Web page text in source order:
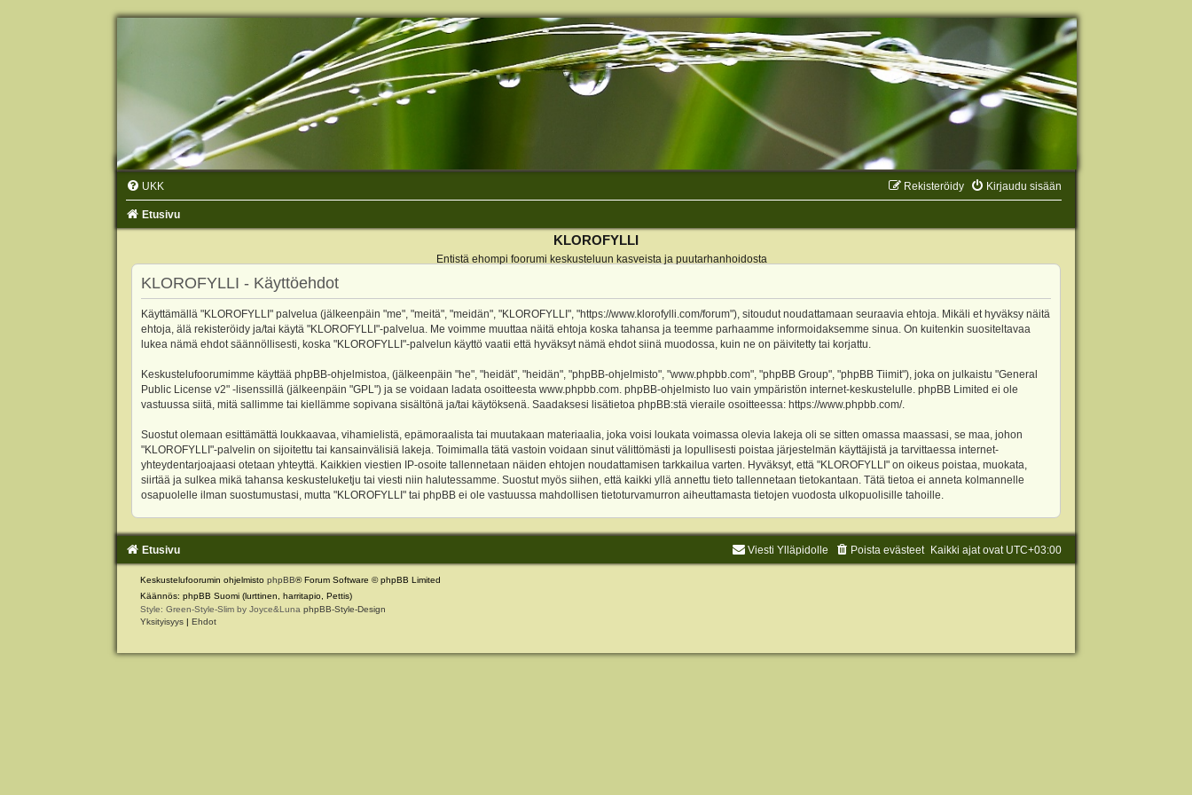
UKK Kirjaudu sisään
Rekisteröidy
Etusivu
KLOROFYLLI
Entistä ehompi foorumi keskusteluun kasveista ja puutarhanhoidosta
KLOROFYLLI - Käyttöehdot
Käyttämällä "KLOROFYLLI" palvelua (jälkeenpäin "me", "meitä", "meidän", "KLOROFYLLI", "https://www.klorofylli.com/forum"), sitoudut noudattamaan seuraavia ehtoja. Mikäli et hyväksy näitä
ehtoja, älä rekisteröidy ja/tai käytä "KLOROFYLLI"-palvelua. Me voimme muuttaa näitä ehtoja koska tahansa ja teemme parhaamme informoidaksemme sinua. On kuitenkin suositeltavaa
lukea nämä ehdot säännöllisesti, koska "KLOROFYLLI"-palvelun käyttö vaatii että hyväksyt nämä ehdot siinä muodossa, kuin ne on päivitetty tai korjattu.
Keskustelufoorumimme käyttää phpBB-ohjelmistoa, (jälkeenpäin "he", "heidät", "heidän", "phpBB-ohjelmisto", "www.phpbb.com", "phpBB Group", "phpBB Tiimit"), joka on julkaistu "General
Public License v2" -lisenssillä (jälkeenpäin "GPL") ja se voidaan ladata osoitteesta www.phpbb.com. phpBB-ohjelmisto luo vain ympäristön internet-keskustelulle. phpBB Limited ei ole
vastuussa siitä, mitä sallimme tai kiellämme sopivana sisältönä ja/tai käytöksenä. Saadaksesi lisätietoa phpBB:stä vieraile osoitteessa: https://www.phpbb.com/.
Suostut olemaan esittämättä loukkaavaa, vihamielistä, epämoraalista tai muutakaan materiaalia, joka voisi loukata voimassa olevia lakeja oli se sitten omassa maassasi, se maa, johon
"KLOROFYLLI"-palvelin on sijoitettu tai kansainvälisiä lakeja. Toimimalla tätä vastoin voidaan sinut välittömästi ja lopullisesti poistaa järjestelmän käyttäjistä ja tarvittaessa internet-
yhteydentarjoajaasi otetaan yhteyttä. Kaikkien viestien IP-osoite tallennetaan näiden ehtojen noudattamisen tarkkailua varten. Hyväksyt, että "KLOROFYLLI" on oikeus poistaa, muokata,
siirtää ja sulkea mikä tahansa keskusteluketju tai viesti niin halutessamme. Suostut myös siihen, että kaikki yllä annettu tieto tallennetaan tietokantaan. Tätä tietoa ei anneta kolmannelle
osapuolelle ilman suostumustasi, mutta "KLOROFYLLI" tai phpBB ei ole vastuussa mahdollisen tietoturvamurron aiheuttamasta tietojen vuodosta ulkopuolisille tahoille.
Etusivu Kaikki ajat ovat UTC+03:00
Poista evästeet
Viesti Ylläpidolle
Keskustelufoorumin ohjelmisto phpBB® Forum Software © phpBB Limited
Käännös: phpBB Suomi (lurttinen, harritapio, Pettis)
Style: Green-Style-Slim by Joyce&Luna phpBB-Style-Design
Yksityisyys | Ehdot